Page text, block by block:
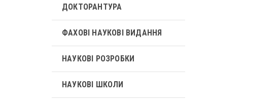
ДОКТОРАНТУРА
ФАХОВІ НАУКОВІ ВИДАННЯ
НАУКОВІ РОЗРОБКИ
НАУКОВІ ШКОЛИ